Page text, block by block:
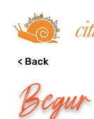
Begur
< Back